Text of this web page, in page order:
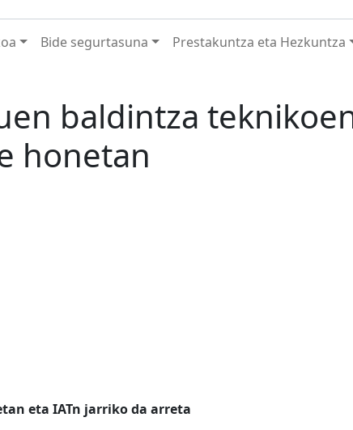
Bide segurtasuna Prestakuntza eta Hezkuntza
baldintza
honetan
eta IATn jarriko da arreta